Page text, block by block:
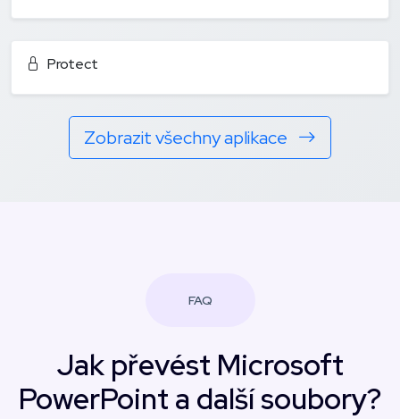
Protect
Zobrazit všechny aplikace
FAQ
Jak převést Microsoft
PowerPoint a další soubory?